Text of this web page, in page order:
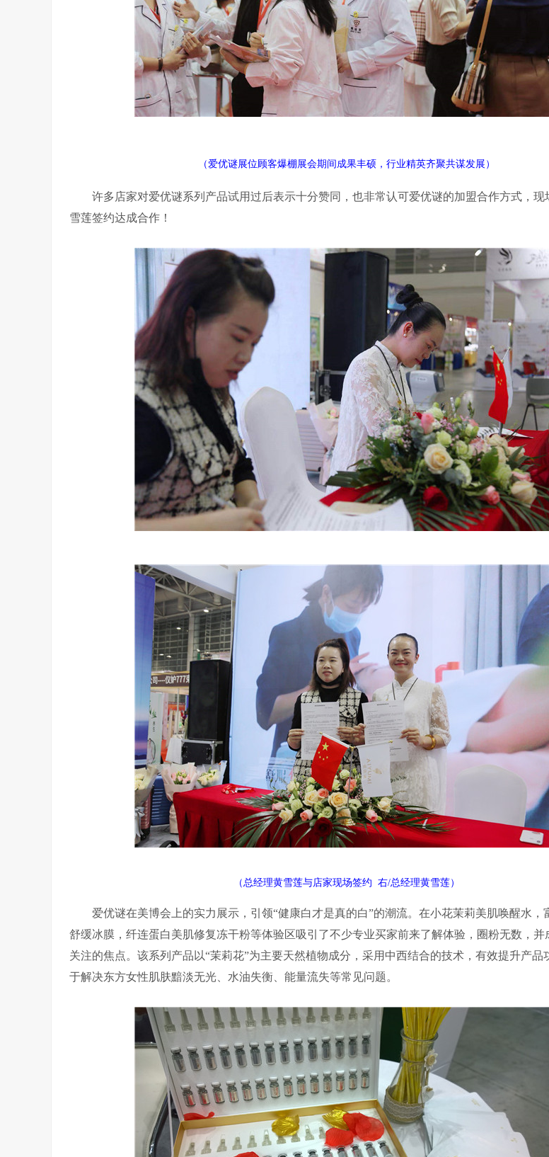
（爱优谜展位顾客爆棚展会期间成果丰硕，行业精英齐聚共谋发展）
许多店家对爱优谜系列产品试用过后表示十分赞同，也非常认可爱优谜的加盟合作方式，现
雪莲签约达成合作！
（总经理黄雪莲与店家现场签约 右/总经理黄雪莲）
爱优谜在美博会上的实力展示，引领“健康白才是真的白”的潮流。在小花茉莉美肌唤醒水，
舒缓冰膜，纤连蛋白美肌修复冻干粉等体验区吸引了不少专业买家前来了解体验，圈粉无数，并
关注的焦点。该系列产品以“茉莉花”为主要天然植物成分，采用中西结合的技术，有效提升产品
于解决东方女性肌肤黯淡无光、水油失衡、能量流失等常见问题。